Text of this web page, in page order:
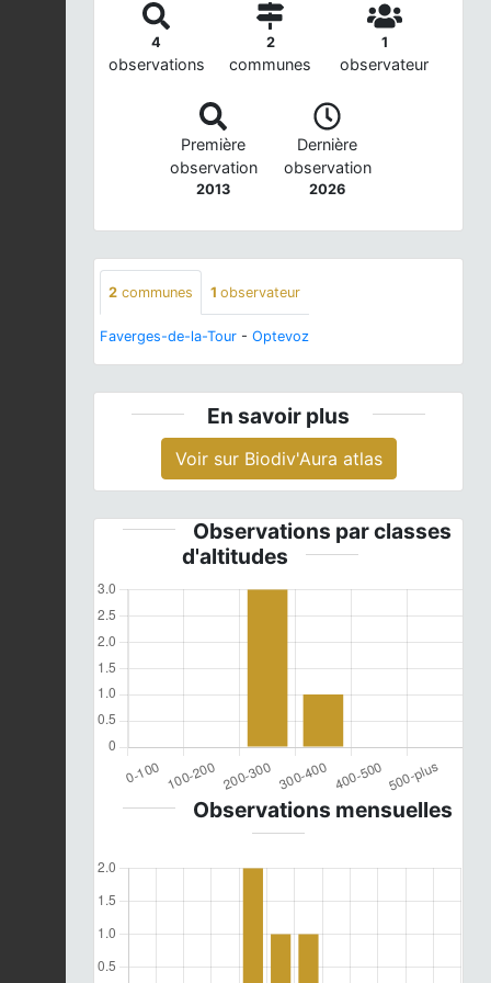
4
observations
2
communes
1
observateur
Première
observation
2013
Dernière
observation
2026
2 communes 1 observateur
Faverges-de-la-Tour - Optevoz
En savoir plus
Voir sur Biodiv'Aura atlas
Observations par classes
d'altitudes
Observations mensuelles